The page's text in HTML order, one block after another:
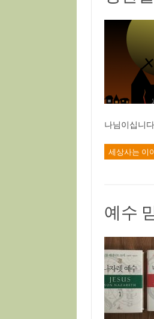
나님이십니
세상사는 이
예수